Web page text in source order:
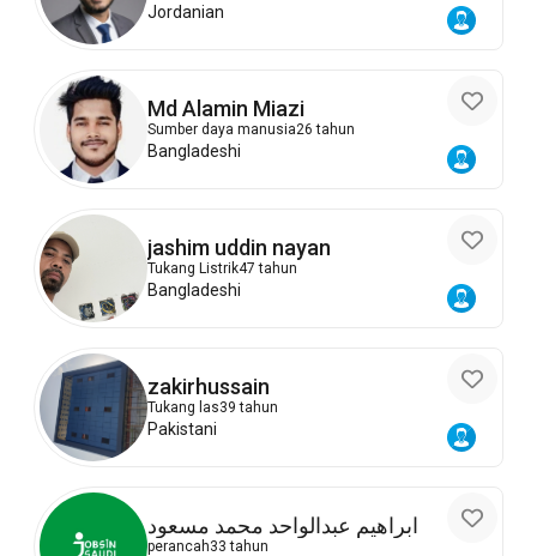
Jordanian
Md Alamin Miazi
Sumber daya manusia26 tahun
Bangladeshi
jashim uddin nayan
Tukang Listrik47 tahun
Bangladeshi
zakirhussain
Tukang las39 tahun
Pakistani
ابراهيم عبدالواحد محمد مسعود
perancah33 tahun